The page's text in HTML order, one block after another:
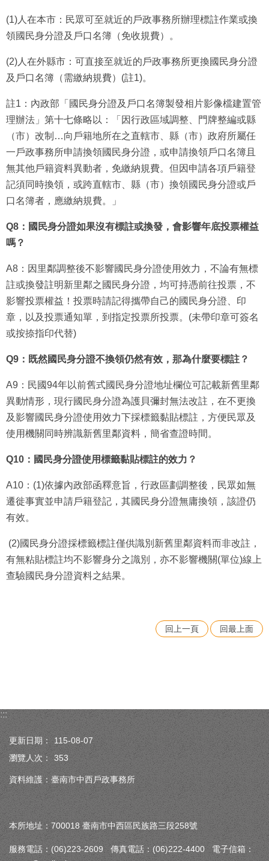
(1)人在本市：民眾可至就近的戶政事務所辦理標註作業或換
領國民身分證及戶口名簿（免收規費）。
(2)人在外縣市：可直接至就近的戶政事務所更換國民身分證
及戶口名簿（需繳納規費）(註1)。
註1：內政部「國民身分證及戶口名簿製發相片影像檔建置管
理辦法」第十七條略以：「因行政區域調整、門牌整編或縣
（市）改制…向戶籍地所在之直轄市、縣（市）政府所屬任
一戶政事務所申請換領國民身分證，或申請換領戶口名簿且
無其他戶籍資料異動者，免繳納規費。但因申請各項戶籍登
記須同時換領，或跨直轄市、縣（市）換領國民身分證或戶
口名簿者，應繳納規費。」
Q8：國民身分證如果沒有標註或換發，會影響年底投票權益
嗎？
A8：因里鄰調整後不影響國民身分證使用效力，不論有無標
註或換發註明新里鄰之國民身分證，均可持憑前往投票，不
影響投票權益！投票時請記得攜帶自己的國民身分證、印
章，以及投票通知單，到指定投票所投票。(未帶印章可簽名
或按捺指印代替)
Q9：既然國民身分證不換領仍然有效，那為什麼要標註？
A9：民國94年以前舊式國民身分證地址欄位可記載新舊里鄰
異動情形，現行國民身分證為護貝彌封無法改註，在不更換
及影響國民身分證使用效力下採標籤黏貼標註，方便民眾及
使用機關同時辨識新舊里鄰資料，簡省查證時間。
Q10：國民身分證使用標籤黏貼標註的效力？
A10：(1)依據內政部函釋意旨，行政區劃調整後，民眾如無
遷徙事實並申請戶籍登記，其國民身分證無庸換領，該證仍
有效。
(2)國民身分證採標籤標註僅供識別新舊里鄰資料而非改註，
有無粘貼標註均不影響身分之識別，亦不影響機關(單位)線上
查驗國民身分證資料之結果。
回上一頁 回最上面
:::
更新日期：
115-08-07
瀏覽人次：
353
資料維護：臺南市中西戶政事務所
本所地址：700018 臺南市中西區民族路三段258號
服務電話：(06)223-2609 傳真電話：(06)222-4400 電子信箱：